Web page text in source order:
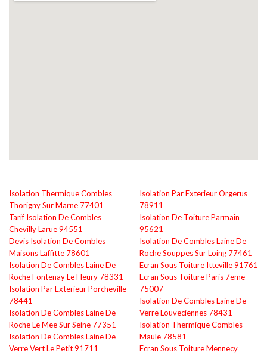
Isolation Thermique Combles
Thorigny Sur Marne 77401
Tarif Isolation De Combles
Chevilly Larue 94551
Devis Isolation De Combles
Maisons Laffitte 78601
Isolation De Combles Laine De
Roche Fontenay Le Fleury 78331
Isolation Par Exterieur Porcheville
78441
Isolation De Combles Laine De
Roche Le Mee Sur Seine 77351
Isolation De Combles Laine De
Verre Vert Le Petit 91711
Isolation Par Exterieur Orgerus
78911
Isolation De Toiture Parmain
95621
Isolation De Combles Laine De
Roche Souppes Sur Loing 77461
Ecran Sous Toiture Itteville 91761
Ecran Sous Toiture Paris 7eme
75007
Isolation De Combles Laine De
Verre Louveciennes 78431
Isolation Thermique Combles
Maule 78581
Ecran Sous Toiture Mennecy